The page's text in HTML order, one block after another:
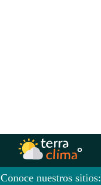
Conoce nuestros sitios: